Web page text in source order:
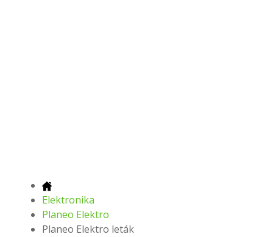
Elektronika
Planeo Elektro
Planeo Elektro leták